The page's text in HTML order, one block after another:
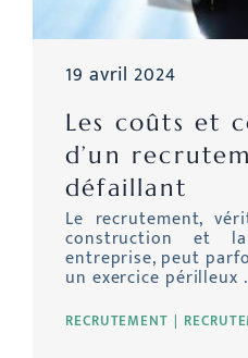
RECRUTEMENT
Les coûts et
d’un
défaillant
19 avril 2024
Le recrutement,
construction et la
entreprise, peut
un exercice périlleux